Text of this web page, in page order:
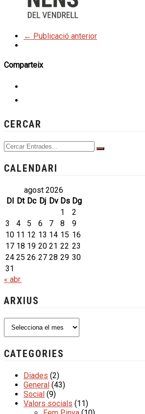
← Publicació anterior
Comparteix
CERCAR
CALENDARI
agost 2026
Dl
Dt Dc Dj Dv Ds Dg
1
2
3
4 5 6 7 8
9
10 11 12 13 14 15 16
17 18 19 20 21 22 23
24 25 26 27 28 29 30
31
« abr.
ARXIUS
CATEGORIES
Diades (2)
General (43)
Social (9)
Valors socials (11)